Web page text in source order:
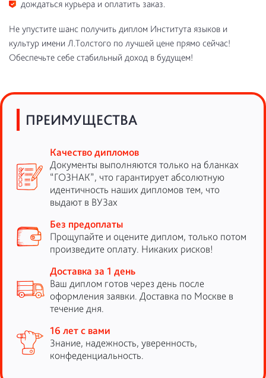
дождаться курьера и оплатить заказ.
Не упустите шанс получить диплом Института языков и
культур имени Л.Толстого по лучшей цене прямо сейчас!
Обеспечьте себе стабильный доход в будущем!
ПРЕИМУЩЕСТВА
Качество дипломов
Документы выполняются только на бланках
“ГОЗНАК”, что гарантирует абсолютную
идентичность наших дипломов тем, что
выдают в ВУЗах
Без предоплаты
Прощупайте и оцените диплом, только потом
произведите оплату. Никаких рисков!
Доставка за 1 день
Ваш диплом готов через день после
оформления заявки. Доставка по Москве в
течение дня.
16 лет с вами
Знание, надежность, уверенность,
конфеденциальность.